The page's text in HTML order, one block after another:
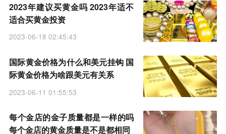
2023年建议买黄金吗 2023年适不
适合买黄金投资
2023-06-18 02:45:43
国际黄金价格为什么和美元挂钩 国
际黄金价格为啥跟美元有关系
2023-06-11 01:55:53
每个金店的金子质量都是一样的吗
每个金店的黄金质量是不是都相同